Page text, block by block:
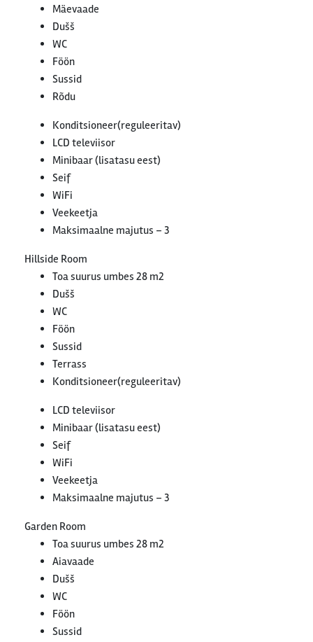
Mäevaade
Dušš
WC
Föön
Sussid
Rõdu
Konditsioneer(reguleeritav)
LCD televiisor
Minibaar (lisatasu eest)
Seif
WiFi
Veekeetja
Maksimaalne majutus – 3
Hillside Room
Toa suurus umbes 28 m2
Dušš
WC
Föön
Sussid
Terrass
Konditsioneer(reguleeritav)
LCD televiisor
Minibaar (lisatasu eest)
Seif
WiFi
Veekeetja
Maksimaalne majutus – 3
Garden Room
Toa suurus umbes 28 m2
Aiavaade
Dušš
WC
Föön
Sussid